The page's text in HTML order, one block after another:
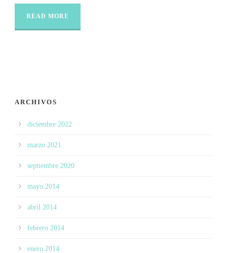
READ MORE
ARCHIVOS
diciembre 2022
marzo 2021
septiembre 2020
mayo 2014
abril 2014
febrero 2014
enero 2014